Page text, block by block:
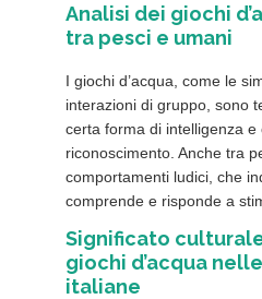
Analisi dei giochi
tra pesci e umani
I giochi d’acqua, come le
interazioni di gruppo, sono
certa forma di intelligenza e
riconoscimento. Anche tra
comportamenti ludici, che
comprende e risponde a
Significato
giochi d’acqua
italiane